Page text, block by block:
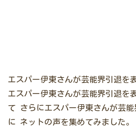
エスパー伊東さんが芸能界引退を
エスパー伊東さんが芸能界引退を
て さらにエスパー伊東さんが芸
に ネットの声を集めてみました。